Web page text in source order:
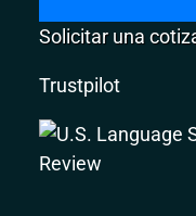
Solicitar una
Trustpilot